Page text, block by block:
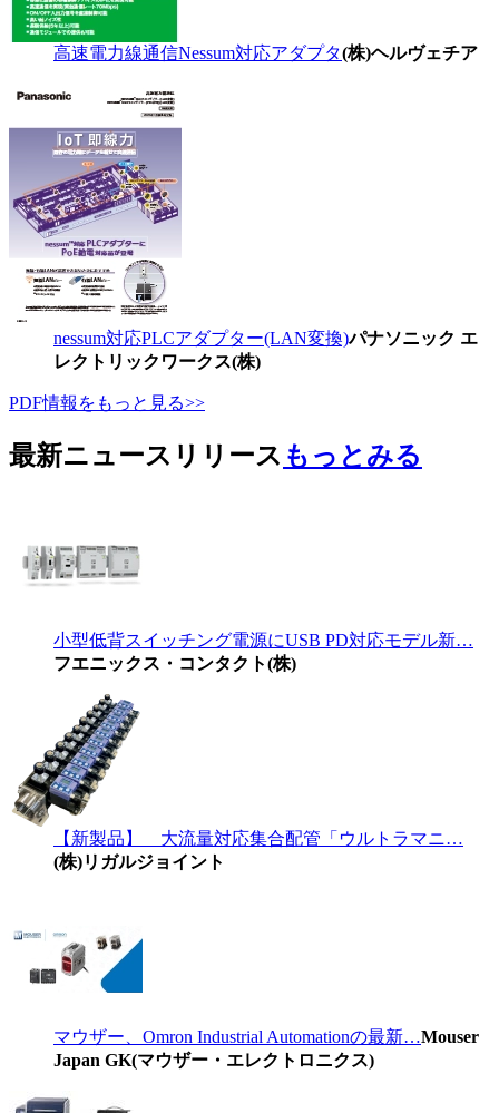
高速電力線通信Nessum対応アダプタ(株)ヘルヴェチア
nessum対応PLCアダプター(LAN変換)パナソニック エ
レクトリックワークス(株)
PDF情報をもっと見る>>
最新ニュースリリース もっとみる
小型低背スイッチング電源にUSB PD対応モデル新…
フエニックス・コンタクト(株)
【新製品】 大流量対応集合配管「ウルトラマニ…
(株)リガルジョイント
マウザー、Omron Industrial Automationの最新…Mouser
Japan GK(マウザー・エレクトロニクス)